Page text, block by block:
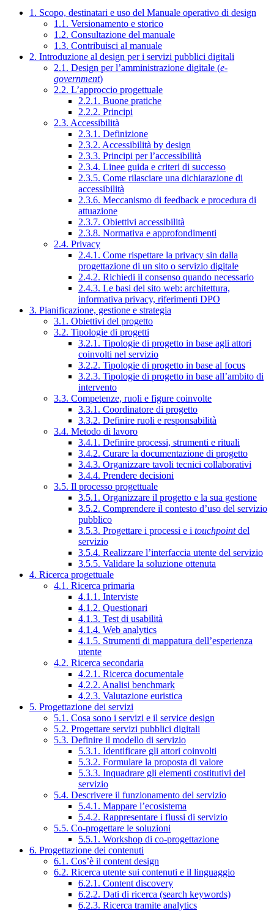
1. Scopo, destinatari e uso del Manuale operativo di design
1.1. Versionamento e storico
1.2. Consultazione del manuale
1.3. Contribuisci al manuale
2. Introduzione al design per i servizi pubblici digitali
2.1. Design per l’amministrazione digitale (e-
government)
2.2. L’approccio progettuale
2.2.1. Buone pratiche
2.2.2. Principi
2.3. Accessibilità
2.3.1. Definizione
2.3.2. Accessibilità by design
2.3.3. Principi per l’accessibilità
2.3.4. Linee guida e criteri di successo
2.3.5. Come rilasciare una dichiarazione di
accessibilità
2.3.6. Meccanismo di feedback e procedura di
attuazione
2.3.7. Obiettivi accessibilità
2.3.8. Normativa e approfondimenti
2.4. Privacy
2.4.1. Come rispettare la privacy sin dalla
progettazione di un sito o servizio digitale
2.4.2. Richiedi il consenso quando necessario
2.4.3. Le basi del sito web: architettura,
informativa privacy, riferimenti DPO
3. Pianificazione, gestione e strategia
3.1. Obiettivi del progetto
3.2. Tipologie di progetti
3.2.1. Tipologie di progetto in base agli attori
coinvolti nel servizio
3.2.2. Tipologie di progetto in base al focus
3.2.3. Tipologie di progetto in base all’ambito di
intervento
3.3. Competenze, ruoli e figure coinvolte
3.3.1. Coordinatore di progetto
3.3.2. Definire ruoli e responsabilità
3.4. Metodo di lavoro
3.4.1. Definire processi, strumenti e rituali
3.4.2. Curare la documentazione di progetto
3.4.3. Organizzare tavoli tecnici collaborativi
3.4.4. Prendere decisioni
3.5. Il processo progettuale
3.5.1. Organizzare il progetto e la sua gestione
3.5.2. Comprendere il contesto d’uso del servizio
pubblico
3.5.3. Progettare i processi e i touchpointdel
servizio
3.5.4. Realizzare l’interfaccia utente del servizio
3.5.5. Validare la soluzione ottenuta
4. Ricerca progettuale
4.1. Ricerca primaria
4.1.1. Interviste
4.1.2. Questionari
4.1.3. Test di usabilità
4.1.4. Web analytics
4.1.5. Strumenti di mappatura dell’esperienza
utente
4.2. Ricerca secondaria
4.2.1. Ricerca documentale
4.2.2. Analisi benchmark
4.2.3. Valutazione euristica
5. Progettazione dei servizi
5.1. Cosa sono i servizi e il service design
5.2. Progettare servizi pubblici digitali
5.3. Definire il modello di servizio
5.3.1. Identificare gli attori coinvolti
5.3.2. Formulare la proposta di valore
5.3.3. Inquadrare gli elementi costitutivi del
servizio
5.4. Descrivere il funzionamento del servizio
5.4.1. Mappare l’ecosistema
5.4.2. Rappresentare i flussi di servizio
5.5. Co-progettare le soluzioni
5.5.1. Workshop di co-progettazione
6. Progettazione dei contenuti
6.1. Cos’è il content design
6.2. Ricerca utente sui contenuti e il linguaggio
6.2.1. Content discovery
6.2.2. Dati di ricerca (search keywords)
6.2.3. Ricerca tramite analytics